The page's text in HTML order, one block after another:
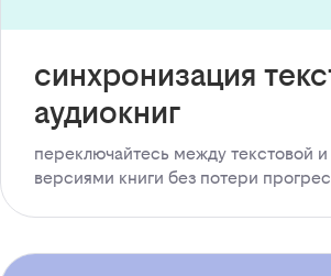
синхронизация
аудиокниг
переключайтесь между текстовой и
версиями книги без потери